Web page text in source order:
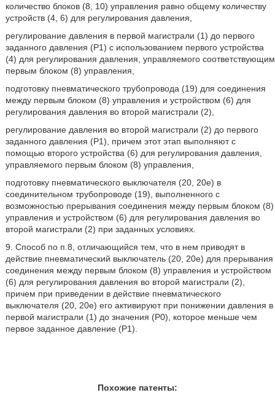
количество блоков (8, 10) управления равно общему количеству
устройств (4, 6) для регулирования давления,
регулирование давления в первой магистрали (1) до первого
заданного давления (Р1) с использованием первого устройства
(4) для регулирования давления, управляемого соответствующим
первым блоком (8) управления,
подготовку пневматического трубопровода (19) для соединения
между первым блоком (8) управления и устройством (6) для
регулирования давления во второй магистрали (2),
регулирование давления во второй магистрали (2) до первого
заданного давления (Р1), причем этот этап выполняют с
помощью второго устройства (6) для регулирования давления,
управляемого первым блоком (8) управления,
подготовку пневматического выключателя (20, 20е) в
соединительном трубопроводе (19), выполненного с
возможностью прерывания соединения между первым блоком (8)
управления и устройством (6) для регулирования давления во
второй магистрали (2) при заданных условиях.
9. Способ по п.8, отличающийся тем, что в нем приводят в
действие пневматический выключатель (20, 20е) для прерывания
соединения между первым блоком (8) управления и устройством
(6) для регулирования давления во второй магистрали (2),
причем при приведении в действие пневматического
выключателя (20, 20е) его активируют при понижении давления в
первой магистрали (1) до значения (Р0), которое меньше чем
первое заданное давление (Р1).
Похожие патенты: